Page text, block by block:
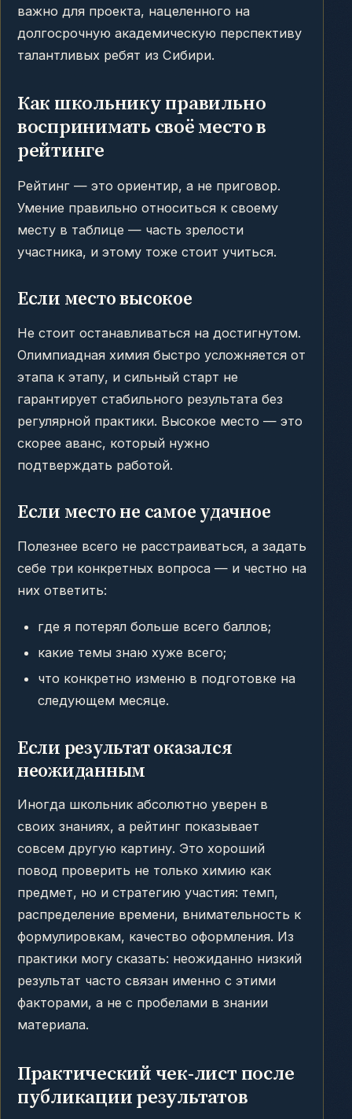
важно для проекта, нацеленного на
долгосрочную академическую перспективу
талантливых ребят из Сибири.
Как школьнику правильно
воспринимать своё место в
рейтинге
Рейтинг — это ориентир, а не приговор.
Умение правильно относиться к своему
месту в таблице — часть зрелости
участника, и этому тоже стоит учиться.
Если место высокое
Не стоит останавливаться на достигнутом.
Олимпиадная химия быстро усложняется от
этапа к этапу, и сильный старт не
гарантирует стабильного результата без
регулярной практики. Высокое место — это
скорее аванс, который нужно
подтверждать работой.
Если место не самое удачное
Полезнее всего не расстраиваться, а задать
себе три конкретных вопроса — и честно на
них ответить:
где я потерял больше всего баллов;
какие темы знаю хуже всего;
что конкретно изменю в подготовке на
следующем месяце.
Если результат оказался
неожиданным
Иногда школьник абсолютно уверен в
своих знаниях, а рейтинг показывает
совсем другую картину. Это хороший
повод проверить не только химию как
предмет, но и стратегию участия: темп,
распределение времени, внимательность к
формулировкам, качество оформления. Из
практики могу сказать: неожиданно низкий
результат часто связан именно с этими
факторами, а не с пробелами в знании
материала.
Практический чек-лист после
публикации результатов